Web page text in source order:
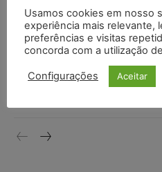
níveis
DIREITO TRIBUTÁRIO 07/08/2026
Justiça do Trabalho mantém
vendia canetas
Usamos cookies em nosso
experiência mais relevante,
preferências e visitas
concorda com a utilização
Configurações Aceitar